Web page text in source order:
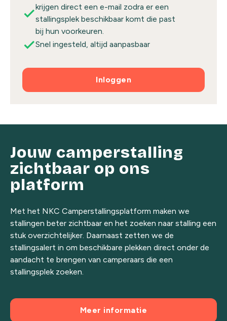
check
krijgen direct een e-mail zodra er een
stallingsplek beschikbaar komt die past
bij hun voorkeuren.
checkSnel ingesteld, altijd aanpasbaar
Inloggen
Jouw camperstalling
zichtbaar op ons
platform
Met het NKC Camperstallingsplatform maken we
stallingen beter zichtbaar en het zoeken naar stalling een
stuk overzichtelijker. Daarnaast zetten we de
stallingsalert in om beschikbare plekken direct onder de
aandacht te brengen van camperaars die een
stallingsplek zoeken.
Meer informatie